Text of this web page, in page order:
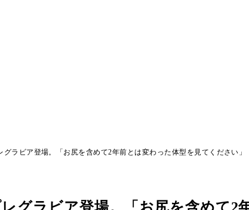
ラビア登場。「お尻を含めて2年前とは変わった体型を見てください」
グラビア登場。「お尻を含めて2